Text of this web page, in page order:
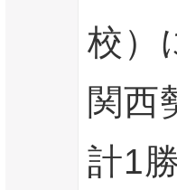
校）
関西
計1